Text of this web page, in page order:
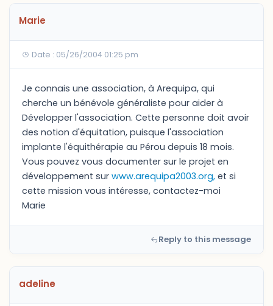
Marie
Date : 05/26/2004 01:25 pm
Je connais une association, à Arequipa, qui
cherche un bénévole généraliste pour aider à
Développer l'association. Cette personne doit avoir
des notion d'équitation, puisque l'association
implante l'équithérapie au Pérou depuis 18 mois.
Vous pouvez vous documenter sur le projet en
développement sur www.arequipa2003.org, et si
cette mission vous intéresse, contactez-moi
Marie
Reply to this message
adeline